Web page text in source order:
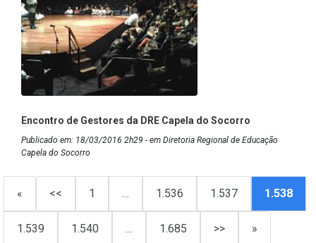
Encontro de Gestores da DRE Capela do Socorro
Publicado em: 18/03/2016 2h29 - em Diretoria Regional de Educação
Capela do Socorro
« << 1 … 1.536 1.537 1.538
1.539 1.540 … 1.685 >> »